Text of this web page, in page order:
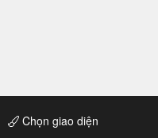
Chọn giao diện